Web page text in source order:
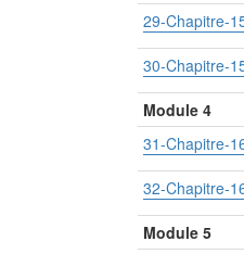
29-Chapitre-
30-Chapitre-
Module 4
31-Chapitre-
32-Chapitre-
Module 5